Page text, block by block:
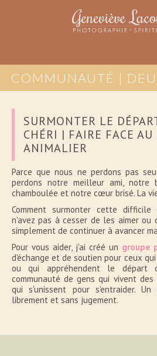
COMMUNAUTÉ |
SURMONTER LE
CHÉRI | FAIRE FACE
ANIMALIER
Parce que nous ne perdons pas
perdons notre meilleur ami, notre
chamboulée et notre cœur brisé. La
Comment surmonter cette
n'avez pas à cesser de les aimer
simplement de continuer à avancer
Pour vous aider, j'ai créé un groupe
d'échange et de soutien pour ceux
ou qui appréhendent le départ
communauté de gens qui vivent
qui s'unissent pour s'entraider. Un
librement et sans jugement.